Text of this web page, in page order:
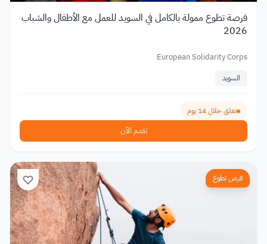
فرصة تطوع ممولة بالكامل في السويد للعمل مع الأطفال والشباب
2026
European Solidarity Corps
السويد
تغلق خلال 14 يوم
تقدم الآن
فرص تطوع